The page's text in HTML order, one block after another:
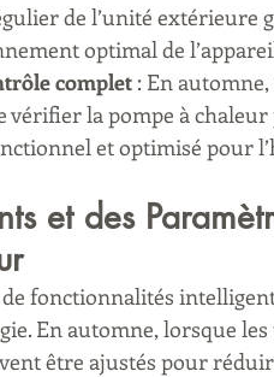
de l’unité extérieure
optimal de
complet : En
vérifier la pompe à
et optimisé pour
et des
fonctionnalités
En automne, lorsque
être ajustés pour